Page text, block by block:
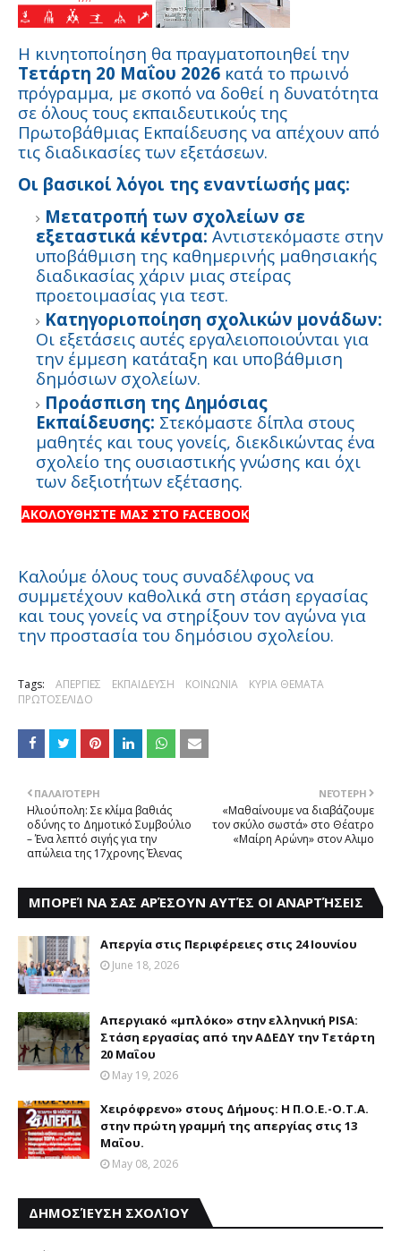
Η κινητοποίηση θα πραγματοποιηθεί την
Τετάρτη 20 Μαΐου 2026 κατά το πρωινό
πρόγραμμα, με σκοπό να δοθεί η δυνατότητα
σε όλους τους εκπαιδευτικούς της
Πρωτοβάθμιας Εκπαίδευσης να απέχουν από
τις διαδικασίες των εξετάσεων.
Οι βασικοί λόγοι της εναντίωσής μας:
Μετατροπή των σχολείων σε
εξεταστικά κέντρα: Αντιστεκόμαστε στην
υποβάθμιση της καθημερινής μαθησιακής
διαδικασίας χάριν μιας στείρας
προετοιμασίας για τεστ.
Κατηγοριοποίηση σχολικών μονάδων:
Οι εξετάσεις αυτές εργαλειοποιούνται για
την έμμεση κατάταξη και υποβάθμιση
δημόσιων σχολείων.
Προάσπιση της Δημόσιας
Εκπαίδευσης: Στεκόμαστε δίπλα στους
μαθητές και τους γονείς, διεκδικώντας ένα
σχολείο της ουσιαστικής γνώσης και όχι
των δεξιοτήτων εξέτασης.
ΑΚΟΛΟΥΘΗΣΤΕ ΜΑΣ ΣΤΟ FACEBOOK
Καλούμε όλους τους συναδέλφους να
συμμετέχουν καθολικά στη στάση εργασίας
και τους γονείς να στηρίξουν τον αγώνα για
την προστασία του δημόσιου σχολείου.
Tags: ΑΠΕΡΓΙΕΣ ΕΚΠΑΙΔΕΥΣΗ ΚΟΙΝΩΝΙΑ
ΚΥΡΙΑ ΘΕΜΑΤΑ
ΠΡΩΤΟΣΕΛΙΔΟ
ΝΕΌΤΕΡΗ
«Mαθαίνουμε να διαβάζουμε
τον σκύλο σωστά» στo Θέατρo
«Μαίρη Αρώνη» στον Aλιμο
ΠΑΛΑΙΌΤΕΡΗ
Ηλιούπολη: Σε κλίμα βαθιάς
οδύνης το Δημοτικό Συμβούλιο
– Ένα λεπτό σιγής για την
απώλεια της 17χρονης Έλενας
ΜΠΟΡΕΊ ΝΑ ΣΑΣ ΑΡΈΣΟΥΝ ΑΥΤΈΣ ΟΙ ΑΝΑΡΤΉΣΕΙΣ
Απεργία στις Περιφέρειες στις 24 Ιουνίου
June 18, 2026
Απεργιακό «μπλόκο» στην ελληνική PISA:
Στάση εργασίας από την ΑΔΕΔΥ την Τετάρτη
20 Μαΐου
May 19, 2026
Χειρόφρενο» στους Δήμους: Η Π.Ο.Ε.-Ο.Τ.Α.
στην πρώτη γραμμή της απεργίας στις 13
Μαΐου.
May 08, 2026
ΔΗΜΟΣΊΕΥΣΗ ΣΧΟΛΊΟΥ